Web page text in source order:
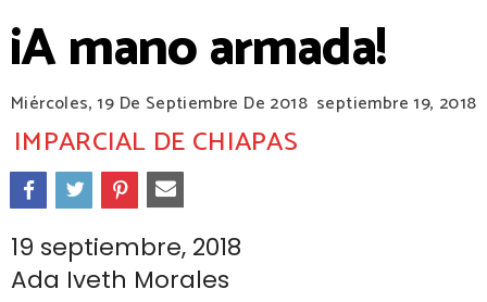
¡A mano armada!
Miércoles, 19 De Septiembre De 2018 septiembre 19, 2018
IMPARCIAL DE CHIAPAS
19 septiembre, 2018
Ada Iveth Morales